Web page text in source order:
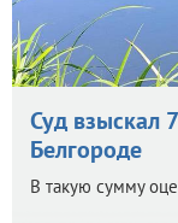
Суд взыскал
Белгороде
В такую сумму